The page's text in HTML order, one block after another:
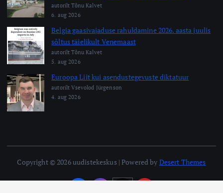
autorilt Tõnu Kalvet
6. aug 2026
Belgia gaasivajaduse rahuldamine 2026. aasta juulis
sõltus täielikult Venemaast
autorilt Tõnu Kalvet
5. aug 2026
Euroopa Liit kui asendustegevuste diktatuur
autorilt Vsevolod Jürgenson
4. aug 2026
Copyright © 2026 uudistekeskus | Powered by Desert Themes